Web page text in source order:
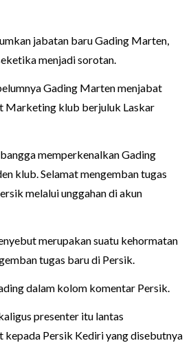
jabatan baru Gading Marten,
menjadi sorotan.
Gading Marten menjabat
Marketing klub berjuluk Laskar
memperkenalkan Gading
klub. Selamat mengemban tugas
melalui unggahan di akun
merupakan suatu kehormatan
tugas baru di Persik.
dalam kolom komentar Persik.
presenter itu lantas
kepada Persik Kediri yang disebutnya